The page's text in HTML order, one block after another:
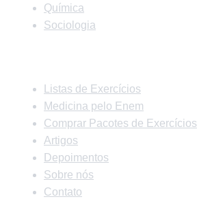
Química
Sociologia
Listas de Exercícios
Medicina pelo Enem
Comprar Pacotes de Exercícios
Artigos
Depoimentos
Sobre nós
Contato